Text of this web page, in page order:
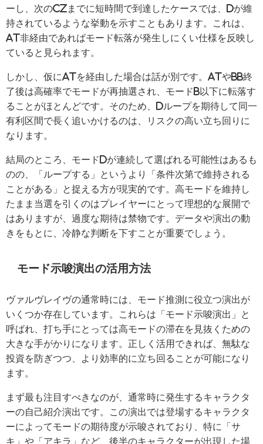
ーし、次のCZまでに短時間で到達したケースでは、Dが維
持されているような挙動を示すこともあります。これは、
AT非経由であればモード転落が発生しにくい仕様を反映し
ていると見られます。
しかし、仮にATを経由した場合は話が別です。ATやBB終
了後は高確率でモードが再抽選され、モードB以下に転落す
ることがほとんどです。そのため、Dループを期待して同一
有利区間で長く追いかけるのは、リスクの高い立ち回りに
なります。
結局のところ、モードDが連続して選ばれる可能性はあるも
のの、「ループする」というより「条件次第で維持される
ことがある」と捉える方が現実的です。高モードを維持し
たまま当選を引くのはプレイヤーにとって理想的な展開で
はありますが、過度な期待は禁物です。データや演出の動
きをもとに、冷静な判断を下すことが重要でしょう。
モード示唆演出の活用方法
ヴァルヴレイヴの通常時には、モード推測に役立つ演出が
いくつか存在しています。これらは「モード示唆演出」と
呼ばれ、打ち手にとっては高モードの滞在を見抜くための
大きな手がかりになります。正しく活用できれば、無駄な
投資を防ぎつつ、より効率的に立ち回ることが可能になり
ます。
まず最も注目すべきなのが、通常時に発生するキャラクタ
ーの自己紹介演出です。この演出では登場するキャラクタ
ーによってモードの期待度が示唆されており、特に「サ
キ」や「アキラ」など、後半のキャラクターが出現した場